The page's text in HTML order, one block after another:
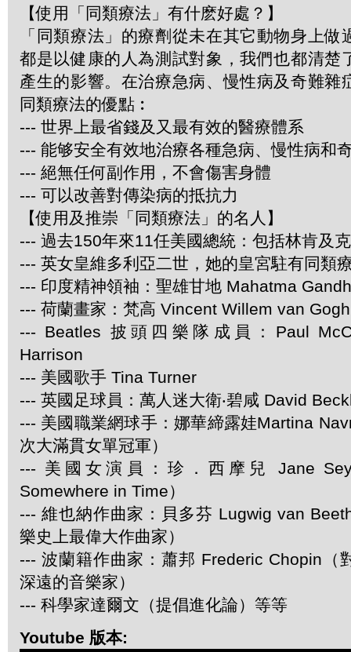
【使用「同類療法」有什麽好處？】
「同類療法」的療劑從未在其它動物身上做
都是以健康的人為測試對象，我們也都清楚
產生的影響。在治療急病、慢性病及奇難雜
同類療法的優點︰
--- 世界上最省錢及又最有效的醫療體系
--- 能够安全有效地治療各種急病、慢性病和
--- 絕無任何副作用，不會傷害身體
--- 可以改善對傳染病的抵抗力
【使用及推崇「同類療法」的名人】
--- 過去150年來11任美國總統：包括林肯及
--- 英女皇維多利亞二世，她的皇宮駐有同類
--- 印度精神領袖：聖雄甘地 Mahatma
--- 荷蘭畫家：梵高 Vincent Willem van Gogh
--- Beatles 披頭四樂隊成員：Paul
Harrison
--- 美國歌手 Tina Turner
--- 英國足球員：萬人迷大衛‧碧咸 David
--- 美國職業網球手：娜華締露娃Martina
次大滿貫女單冠軍）
--- 美國女演員：珍．西摩兒 Jane
Somewhere in Time）
--- 維也納作曲家：貝多芬 Lugwig van
樂史上最偉大作曲家）
--- 波蘭籍作曲家：蕭邦 Frederic Chopin（
深遠的音樂家）
--- 科學家達爾文（提倡進化論）等等
Youtube 版本: